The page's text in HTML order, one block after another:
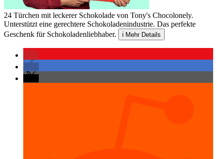
24 Türchen mit leckerer Schokolade von Tony's Chocolonely.
Unterstützt eine gerechtere Schokoladenindustrie. Das perfekte
Geschenk für Schokoladenliebhaber.
ℹ️ Mehr Details